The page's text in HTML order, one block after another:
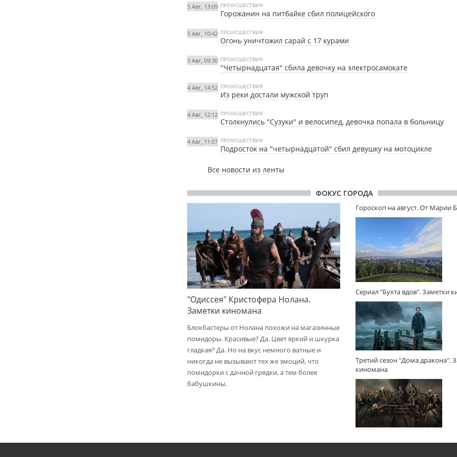
5 Авг, 13:09 ПРОИСШЕСТВИЯ
Горожанин на питбайке сбил полицейского
5 Авг, 10:42 ПРОИСШЕСТВИЯ
Огонь уничтожил сарай с 17 курами
5 Авг, 09:30 ПРОИСШЕСТВИЯ
"Четырнадцатая" сбила девочку на электросамокате
4 Авг, 14:52 ПРОИСШЕСТВИЯ
Из реки достали мужской труп
4 Авг, 12:12 ПРОИСШЕСТВИЯ
Столкнулись "Сузуки" и велосипед, девочка попала в больницу
4 Авг, 11:07 ПРОИСШЕСТВИЯ
Подросток на "четырнадцатой" сбил девушку на мотоцикле
Все новости из ленты
ФОКУС ГОРОДА
"Одиссея" Кристофера Нолана.
Заметки киномана
Блокбастеры от Нолана похожи на магазинные
помидоры. Красивые? Да. Цвет яркий и шкурка
гладкая? Да. Но на вкус немного ватные и
никогда не вызывают тех же эмоций, что
помидорки с дачной грядки, а тем более
бабушкины.
Гороскоп на август. От Марии
Сериал "Бухта вдов". Заметки
Третий сезон "Дома дракона".
киномана